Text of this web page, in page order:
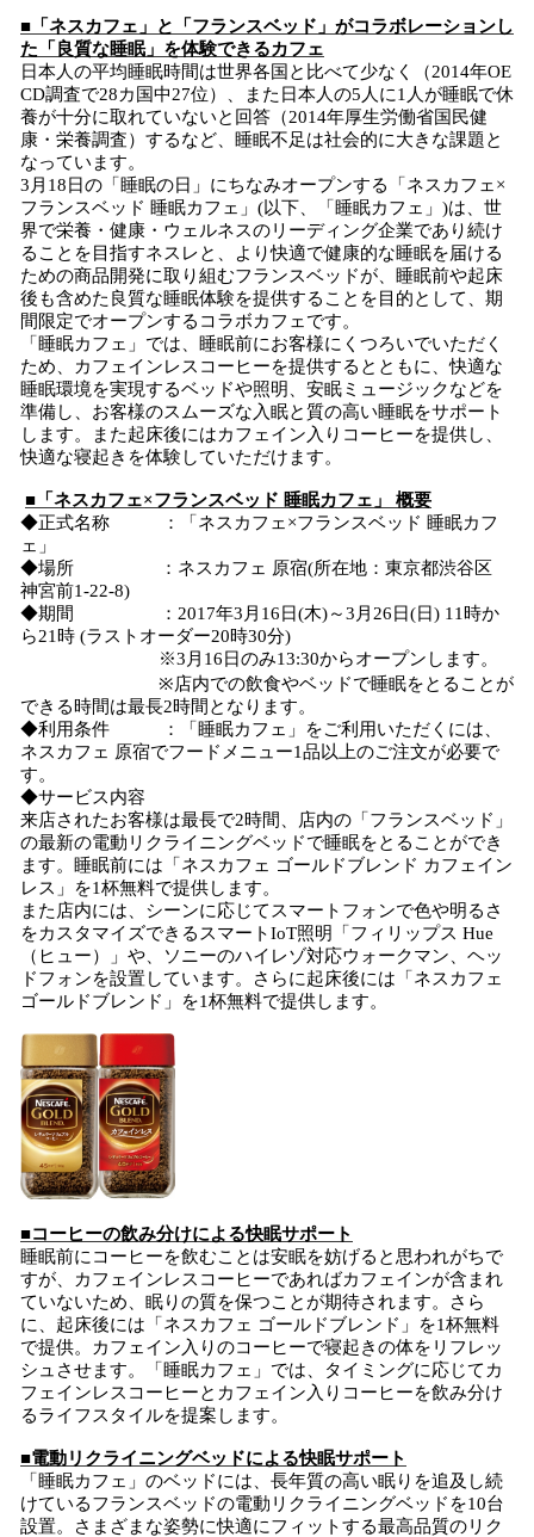
■「ネスカフェ」と「フランスベッド」がコラボレーションし
た「良質な睡眠」を体験できるカフェ
日本人の平均睡眠時間は世界各国と比べて少なく（2014年OE
CD調査で28カ国中27位）、また日本人の5人に1人が睡眠で休
養が十分に取れていないと回答（2014年厚生労働省国民健
康・栄養調査）するなど、睡眠不足は社会的に大きな課題と
なっています。
3月18日の「睡眠の日」にちなみオープンする「ネスカフェ×
フランスベッド 睡眠カフェ」(以下、「睡眠カフェ」)は、世
界で栄養・健康・ウェルネスのリーディング企業であり続け
ることを目指すネスレと、より快適で健康的な睡眠を届ける
ための商品開発に取り組むフランスベッドが、睡眠前や起床
後も含めた良質な睡眠体験を提供することを目的として、期
間限定でオープンするコラボカフェです。
「睡眠カフェ」では、睡眠前にお客様にくつろいでいただく
ため、カフェインレスコーヒーを提供するとともに、快適な
睡眠環境を実現するベッドや照明、安眠ミュージックなどを
準備し、お客様のスムーズな入眠と質の高い睡眠をサポート
します。また起床後にはカフェイン入りコーヒーを提供し、
快適な寝起きを体験していただけます。
■「ネスカフェ×フランスベッド 睡眠カフェ」 概要
◆正式名称 ：「ネスカフェ×フランスベッド 睡眠カフ
ェ」
◆場所 ：ネスカフェ 原宿(所在地：東京都渋谷区
神宮前1-22-8)
◆期間 ：2017年3月16日(木)～3月26日(日) 11時か
ら21時 (ラストオーダー20時30分)
※3月16日のみ13:30からオープンします。
※店内での飲食やベッドで睡眠をとることが
できる時間は最長2時間となります。
◆利用条件 ：「睡眠カフェ」をご利用いただくには、
ネスカフェ 原宿でフードメニュー1品以上のご注文が必要で
す。
◆サービス内容
来店されたお客様は最長で2時間、店内の「フランスベッド」
の最新の電動リクライニングベッドで睡眠をとることができ
ます。睡眠前には「ネスカフェ ゴールドブレンド カフェイン
レス」を1杯無料で提供します。
また店内には、シーンに応じてスマートフォンで色や明るさ
をカスタマイズできるスマートIoT照明「フィリップス Hue
（ヒュー）」や、ソニーのハイレゾ対応ウォークマン、ヘッ
ドフォンを設置しています。さらに起床後には「ネスカフェ
ゴールドブレンド」を1杯無料で提供します。
■コーヒーの飲み分けによる快眠サポート
睡眠前にコーヒーを飲むことは安眠を妨げると思われがちで
すが、カフェインレスコーヒーであればカフェインが含まれ
ていないため、眠りの質を保つことが期待されます。さら
に、起床後には「ネスカフェ ゴールドブレンド」を1杯無料
で提供。カフェイン入りのコーヒーで寝起きの体をリフレッ
シュさせます。「睡眠カフェ」では、タイミングに応じてカ
フェインレスコーヒーとカフェイン入りコーヒーを飲み分け
るライフスタイルを提案します。
■電動リクライニングベッドによる快眠サポート
「睡眠カフェ」のベッドには、長年質の高い眠りを追及し続
けているフランスベッドの電動リクライニングベッドを10台
設置。さまざまな姿勢に快適にフィットする最高品質のリク